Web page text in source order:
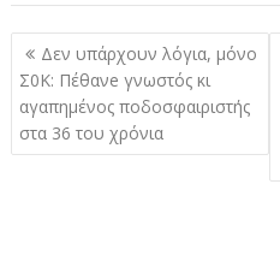
Πλοήγηση
άρθρων
Δεν υπάρχουν λόγια, μόνο
Σ0Κ: Πέθανe γνωστός κι
αγαπημένος ποδοσφαιριστής
στα 36 του χρόνια